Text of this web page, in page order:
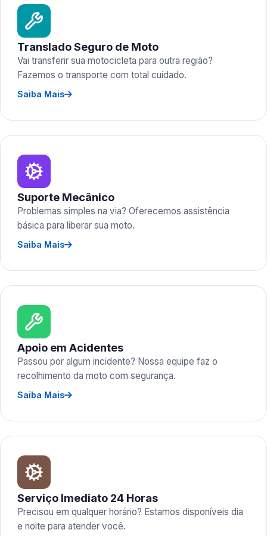
Translado Seguro de Moto
Vai transferir sua motocicleta para outra região?
Fazemos o transporte com total cuidado.
Saiba Mais
Suporte Mecânico
Problemas simples na via? Oferecemos assistência
básica para liberar sua moto.
Saiba Mais
Apoio em Acidentes
Passou por algum incidente? Nossa equipe faz o
recolhimento da moto com segurança.
Saiba Mais
Serviço Imediato 24 Horas
Precisou em qualquer horário? Estamos disponíveis dia
e noite para atender você.